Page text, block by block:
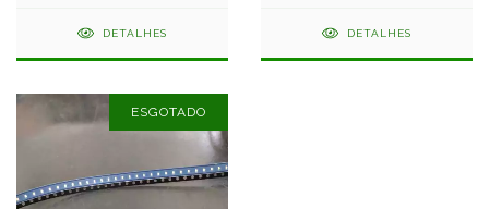
DETALHES DETALHES
ESGOTADO